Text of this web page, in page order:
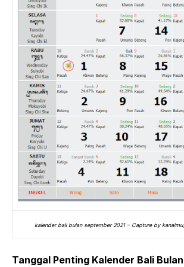
kalender bali bulan september 2021 – Capture by
Tanggal Penting Kalender Bali